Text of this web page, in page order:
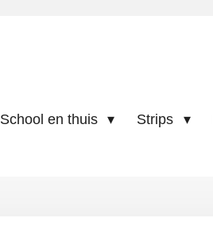
School en thuis Strips